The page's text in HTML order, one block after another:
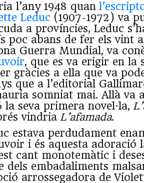
l’any 1948 quan
Leduc (1907-1972) va
a províncies, Leduc
poc abans de fer els vint
Guerra Mundial, va
, que es va erigir en la
gràcies a ella que va
que a l’editorial
somniat mai. Allà va
la seva primera novel·la,
vindria L’afamada.
estava perdudament
i és aquesta adoració
cant monotemàtic i
dels embadaliments
arrossegadora de